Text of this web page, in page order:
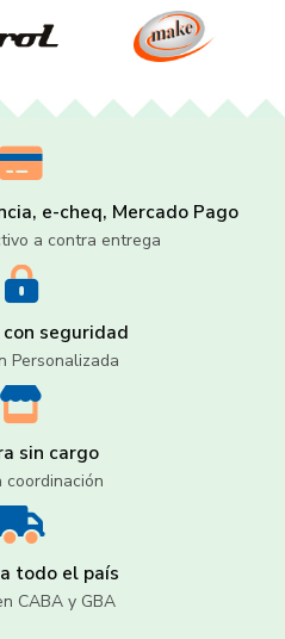
e-cheq, Mercado Pago
a contra entrega
con seguridad
Personalizada
sin cargo
coordinación
todo el país
CABA y GBA